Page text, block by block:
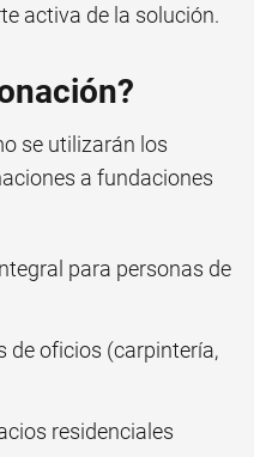
activa de la solución.
se utilizarán los
a fundaciones
para personas de
de oficios (carpintería,
residenciales